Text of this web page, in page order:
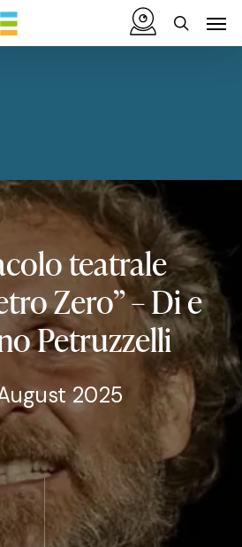
teatrale
Zero”–Die
Petruzzelli
2025